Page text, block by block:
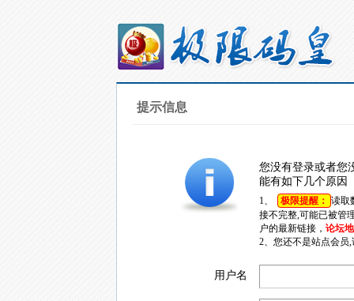
提示信息
您没有登录或者您
能有如下几个原因
1、 极限提醒： 读取
接不完整,可能已被管
户的最新链接， 论坛
2、您还不是站点会员
用户名